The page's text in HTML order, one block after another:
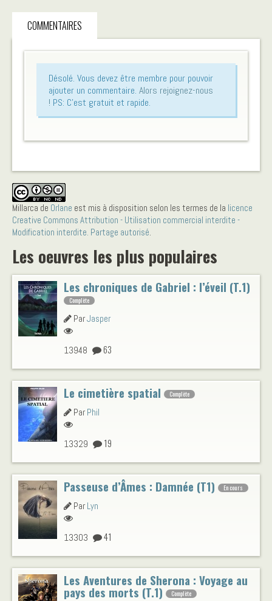
COMMENTAIRES
Désolé. Vous devez être membre pour pouvoir
ajouter un commentaire. Alors rejoignez-nous
! PS: C'est gratuit et rapide.
Millarca de Orlane est mis à disposition selon les termes de la licence
Creative Commons Attribution - Utilisation commercial interdite -
Modification interdite. Partage autorisé
Les oeuvres les plus populaires
Les chroniques de Gabriel : l’éveil (T.1)
Complète
ParJasper
13948 63
Le cimetière spatial Complète
ParPhil
13329 19
Passeuse d’Âmes : Damnée (T1) En cours
ParLyn
13303 41
Les Aventures de Sherona : Voyage au
pays des morts (T.1) Complète